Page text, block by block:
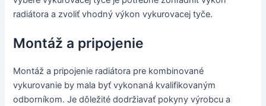
radiátora a zvoliť vhodný výkon vykurovacej tyče.
Montáž a pripojenie
Montáž a pripojenie radiátora pre kombinované
vykurovanie by mala byť vykonaná kvalifikovaným
odborníkom. Je dôležité dodržiavať pokyny výrobcu a